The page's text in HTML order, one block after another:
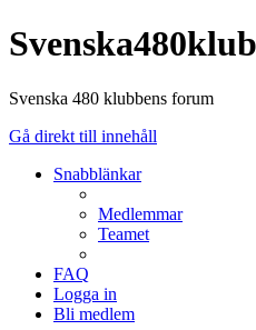
Svenska 480 klubbens forum
Gå direkt till innehåll
Snabblänkar
Medlemmar
Teamet
FAQ
Logga in
Bli medlem